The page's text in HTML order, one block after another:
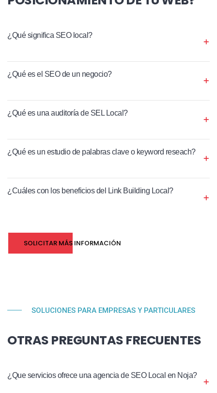
¿Qué significa SEO local?
¿Qué es el SEO de un negocio?
¿Qué es una auditoría de SEL Local?
¿Qué es un estudio de palabras clave o keyword reseach?
¿Cuáles con los beneficios del Link Building Local?
SOLICITAR MÁS INFORMACIÓN
SOLUCIONES PARA EMPRESAS Y PARTICULARES
OTRAS PREGUNTAS FRECUENTES
¿Que servicios ofrece una agencia de SEO Local en Noja?